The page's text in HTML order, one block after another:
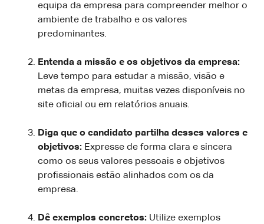
equipa da empresa para compreender melhor o
ambiente de trabalho e os valores
predominantes.
Entenda a missão e os objetivos da empresa:
Leve tempo para estudar a missão, visão e
metas da empresa, muitas vezes disponíveis no
site oficial ou em relatórios anuais.
Diga que o candidato partilha desses valores e
objetivos: Expresse de forma clara e sincera
como os seus valores pessoais e objetivos
profissionais estão alinhados com os da
empresa.
Dê exemplos concretos: Utilize exemplos